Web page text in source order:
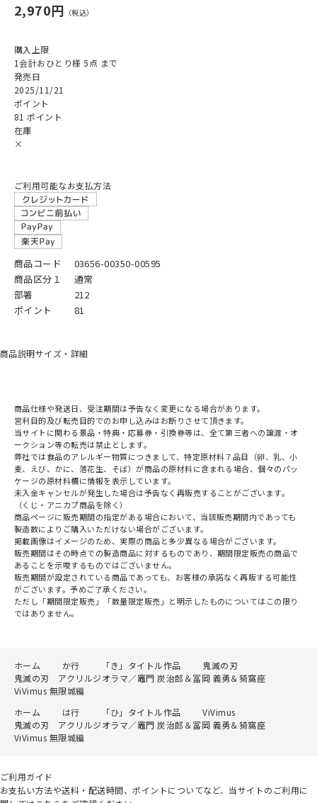
2,970円
購入上限
1会計おひとり様 5点 まで
発売日
2025/11/21
ポイント
81 ポイント
在庫
×
ご利用可能なお支払方法
商品コード
03656-00350-00595
商品区分１
通常
部署
212
ポイント
81
商品説明サイズ・詳細
商品仕様や発送日、受注期間は予告なく変更になる場合があります。
営利目的及び転売目的でのお申し込みはお断りさせて頂きます。
当サイトに関わる景品・特典・応募券・引換券等は、全て第三者への譲渡・オ
ークション等の転売は禁止とします。
弊社では食品のアレルギー物質につきまして、特定原材料７品目（卵、乳、小
麦、えび、かに、落花生、そば）が商品の原材料に含まれる場合、個々のパッ
ケージの原材料欄に情報を表示しています。
未入金キャンセルが発生した場合は予告なく再販売することがございます。
（くじ・アニカプ商品を除く）
商品ページに販売期間の指定がある場合において、当該販売期間内であっても
製造数によりご購入いただけない場合がございます。
掲載画像はイメージのため、実際の商品と多少異なる場合がございます。
販売期間はその時点での製造商品に対するものであり、期間限定販売の商品で
あることを示唆するものではございません。
販売期間が設定されている商品であっても、お客様の承諾なく再販する可能性
がございます。予めご了承ください。
ただし「期間限定販売」「数量限定販売」と明示したものについてはこの限り
ではありません。
ホーム か行 「き」タイトル作品
鬼滅の刃
鬼滅の刃 アクリルジオラマ／竈門 炭治郎＆冨岡 義勇＆猗窩座
ViVimus 無限城編
ホーム
は行 「ひ」タイトル作品
ViVimus
鬼滅の刃 アクリルジオラマ／竈門 炭治郎＆冨岡 義勇＆猗窩座
ViVimus 無限城編
ご利用ガイド
お支払い方法や送料・配送時間、ポイントについてなど、当サイトのご利用に